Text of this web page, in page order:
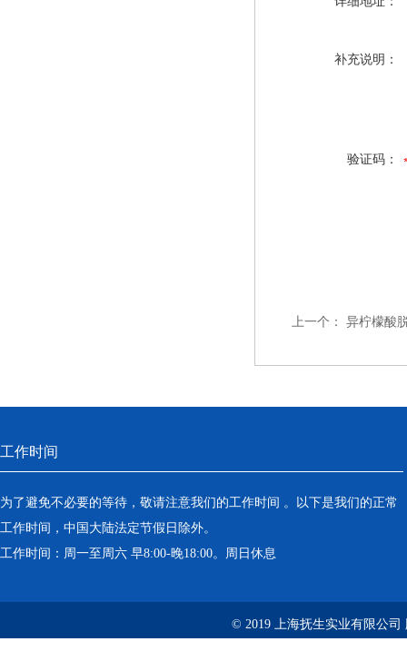
补充说明：
验证码：
上一个： 异柠檬酸
工作时间
为了避免不必要的等待，敬请注意我们的工作时间 。以下是我们的正常
工作时间，中国大陆法定节假日除外。
工作时间：周一至周六 早8:00-晚18:00。周日休息
© 2019 上海抚生实业有限公司